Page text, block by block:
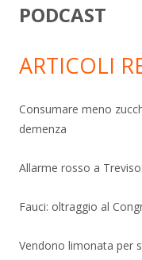
PODCAST
ARTICOLI
Consumare meno
demenza
Allarme rosso a
Fauci: oltraggio al
Vendono limonata per